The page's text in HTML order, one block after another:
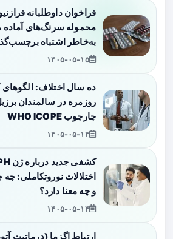
فراخوان داوطلبانه
محموله سرنگ‌های
به‌خاطر اشتباه
۱۴۰۵-۰۵-۱۵
ده سال اختلاف:
روزمره در سالمندان
چارچوب WHO ICOPE
۱۴۰۵-۰۵-۱۴
اختلالات نوروتکاملی: چه
و چه معنا دارد؟
۱۴۰۵-۰۵-۱۴
ارتباط اگزما (درماتیت